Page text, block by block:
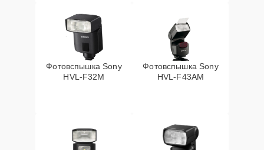
Фотовспышка Sony
HVL-F32M
Фотовспышка Sony
HVL-F43AM